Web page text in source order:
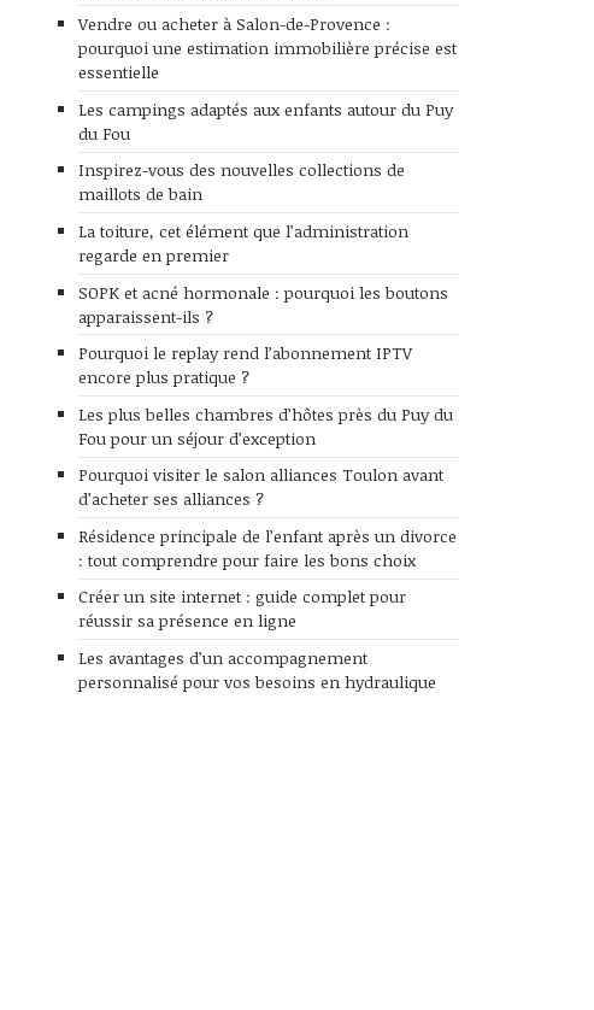
Vendre ou acheter à Salon-de-Provence :
pourquoi une estimation immobilière précise est
essentielle
Les campings adaptés aux enfants autour du Puy
du Fou
Inspirez-vous des nouvelles collections de
maillots de bain
La toiture, cet élément que l’administration
regarde en premier
SOPK et acné hormonale : pourquoi les boutons
apparaissent-ils ?
Pourquoi le replay rend l’abonnement IPTV
encore plus pratique ?
Les plus belles chambres d’hôtes près du Puy du
Fou pour un séjour d’exception
Pourquoi visiter le salon alliances Toulon avant
d’acheter ses alliances ?
Résidence principale de l’enfant après un divorce
: tout comprendre pour faire les bons choix
Créer un site internet : guide complet pour
réussir sa présence en ligne
Les avantages d’un accompagnement
personnalisé pour vos besoins en hydraulique